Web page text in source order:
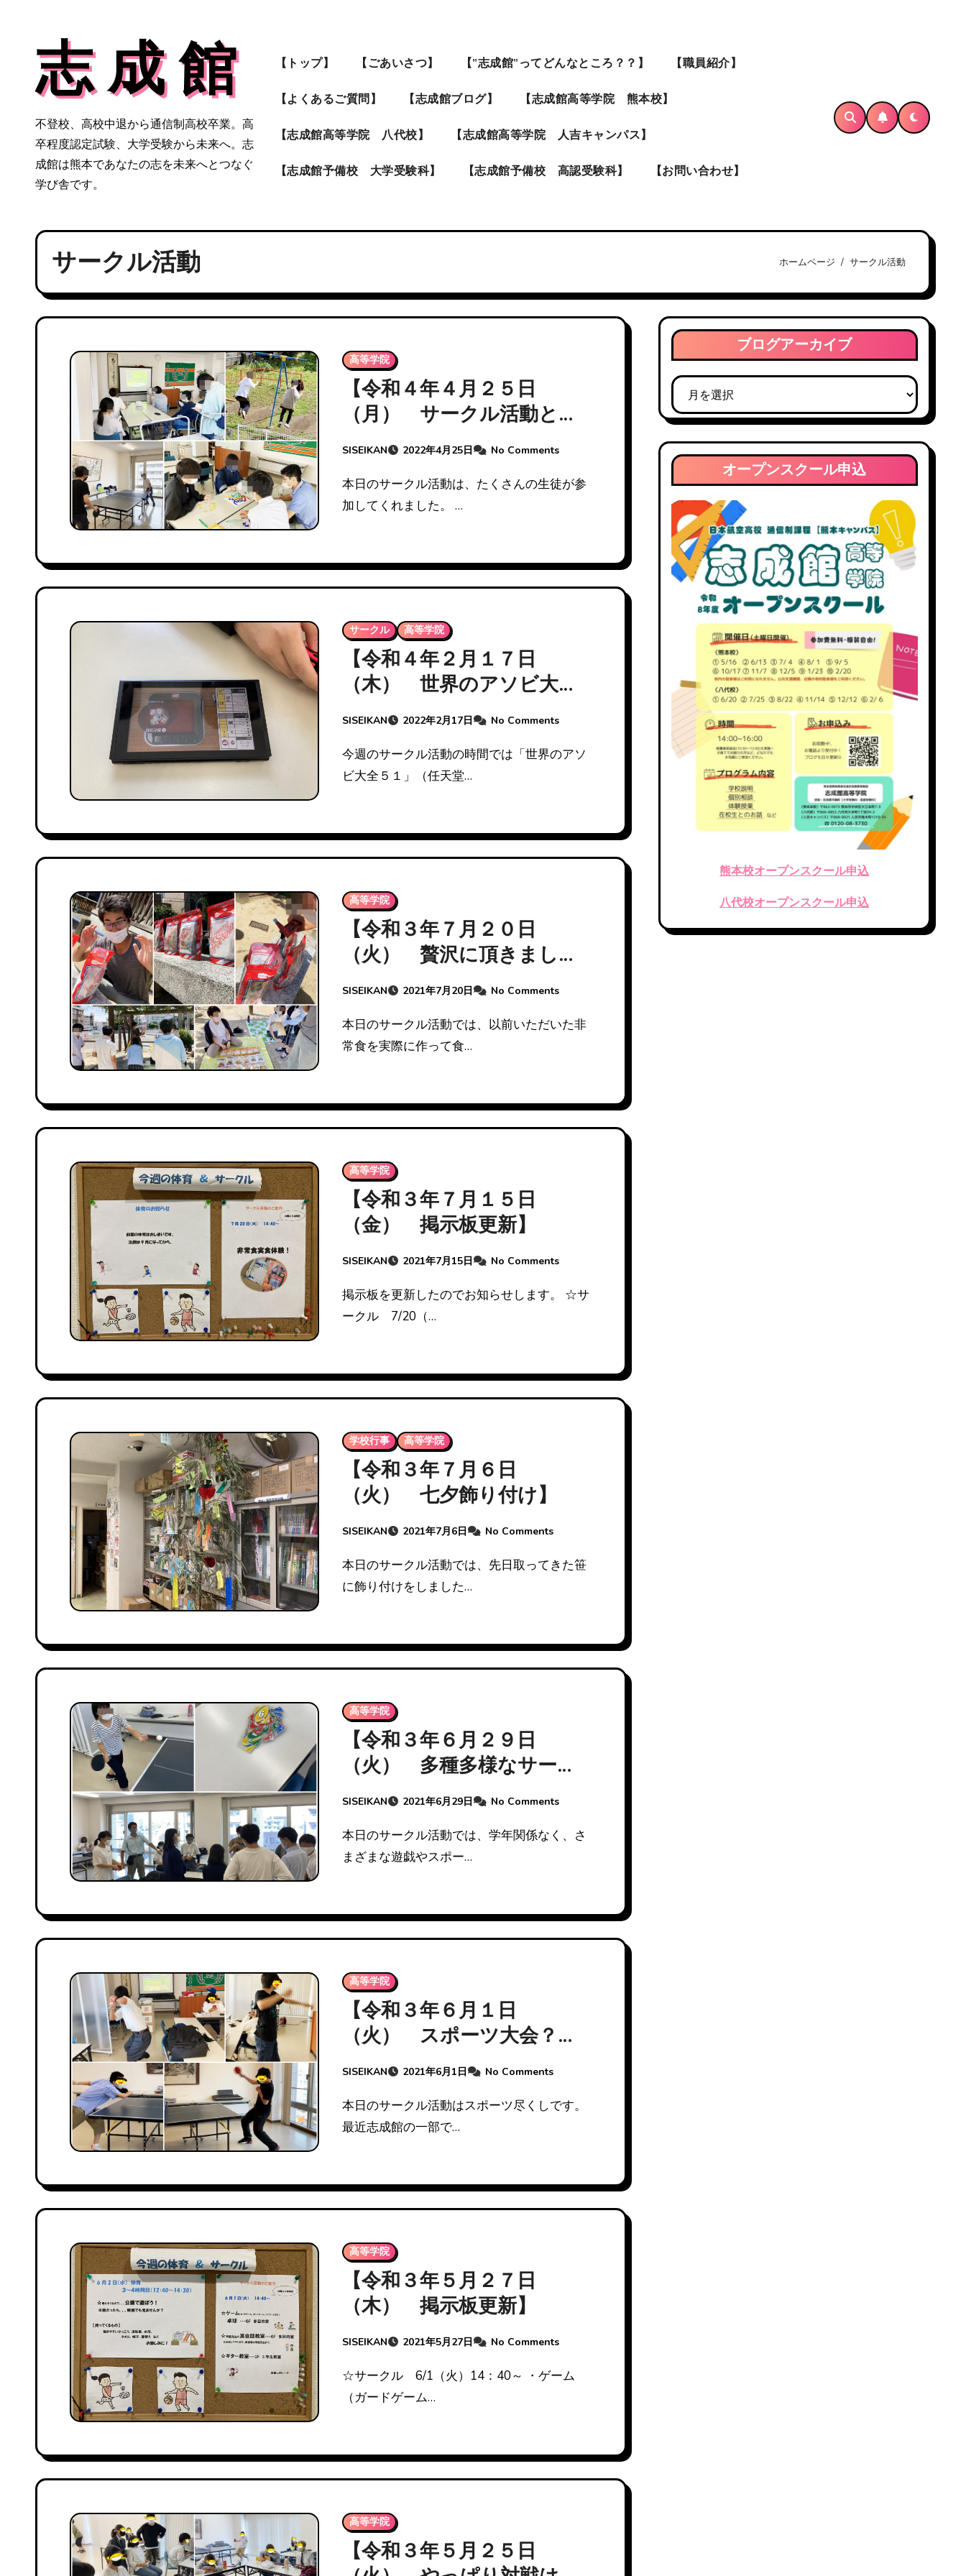
志 成 館
不登校、高校中退から通信制高校卒業。高
卒程度認定試験、大学受験から未来へ。志
成館は熊本であなたの志を未来へとつなぐ
学び舎です。
【トップ】 【ごあいさつ】 【”志成館”ってどんなところ？？】 【職員紹介】
【よくあるご質問】 【志成館ブログ】 【志成館高等学院 熊本校】
【志成館高等学院 八代校】 【志成館高等学院 人吉キャンパス】
【志成館予備校 大学受験科】 【志成館予備校 高認受験科】 【お問い合わせ】
サークル活動 ホームページ サークル活動
高等学院
【令和４年４月２５日
（月） サークル活動と体
育のお知らせ】
SISEIKAN 2022年4月25日 No Comments
本日のサークル活動は、たくさんの生徒が参
加してくれました。 …
サークル 高等学院
【令和４年２月１７日
（木） 世界のアソビ大全
５１】
SISEIKAN 2022年2月17日 No Comments
今週のサークル活動の時間では「世界のアソ
ビ大全５１」（任天堂…
高等学院
【令和３年７月２０日
（火） 贅沢に頂きまし
た！サークルでの非常食実
SISEIKAN 2021年7月20日 No Comments
本日のサークル活動では、以前いただいた非
常食を実際に作って食…
高等学院
【令和３年７月１５日
（金） 掲示板更新】
SISEIKAN 2021年7月15日 No Comments
掲示板を更新したのでお知らせします。 ☆サ
ークル 7/20（…
学校行事 高等学院
【令和３年７月６日
（火） 七夕飾り付け】
SISEIKAN 2021年7月6日 No Comments
本日のサークル活動では、先日取ってきた笹
に飾り付けをしました…
高等学院
【令和３年６月２９日
（火） 多種多様なサーク
ル活動 】
SISEIKAN 2021年6月29日 No Comments
本日のサークル活動では、学年関係なく、さ
まざまな遊戯やスポー…
高等学院
【令和３年６月１日
（火） スポーツ大会？～
サークル活動～】
SISEIKAN 2021年6月1日 No Comments
本日のサークル活動はスポーツ尽くしです。
最近志成館の一部で…
高等学院
【令和３年５月２７日
（木） 掲示板更新】
SISEIKAN 2021年5月27日 No Comments
☆サークル 6/1（火）14：40～ ・ゲーム
（ガードゲーム…
高等学院
【令和３年５月２５日
ブログアーカイブ
ブ
ロ
グ
ア
ー
カ
イ
ブ
オープンスクール申込
熊本校オープンスクール申込
八代校オープンスクール申込